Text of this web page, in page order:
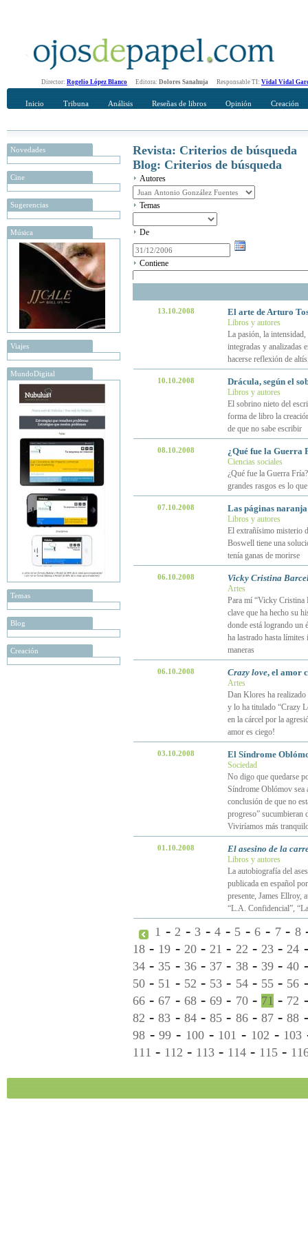
Director: Rogelio López Blanco Editora: Dolores Sanahuja Responsable TI: Vidal Vidal
Inicio Tribuna Análisis Reseñas de libros Opinión Creación
Novedades
Cine
Sugerencias
Música
Viajes
MundoDigital
Temas
Blog
Creación
Revista: Criterios de búsqueda
Blog: Criterios de búsqueda
Autores
Temas
De
Contiene
13.10.2008 El arte de Arturo
Libros y autores
La pasión, la
integradas y analizadas
hacerse reflexión de
10.10.2008 Drácula, según el
Libros y autores
El sobrino nieto del
forma de libro la
de que no sabe escribir
08.10.2008 ¿Qué fue la Guerra
Ciencias sociales
¿Qué fue la Guerra
grandes rasgos es lo
07.10.2008 Las páginas
Libros y autores
El extrañísimo misterio
Boswell tiene una
tenía ganas de morirse
06.10.2008 Vicky Cristina
Artes
Para mí “Vicky Cristina
clave que ha hecho su
donde está logrando un
ha lastrado hasta
maneras
06.10.2008 Crazy love, el amor
Artes
Dan Klores ha
y lo ha titulado “Crazy
en la cárcel por la
amor es ciego!
03.10.2008 El Síndrome
Sociedad
No digo que quedarse
Síndrome Oblómov sea
conclusión de que no
progreso” sucumbieran
Viviríamos más
01.10.2008 El asesino de la
Libros y autores
La autobiografía del
publicada en español
presente, James Ellroy,
“L.A. Confidencial”,
1 -2 - 3 -4 - 5 -6 - 7- 8
18 - 19 - 20-21 - 22 - 23-24
34 - 35 - 36- 37 - 38- 39-40
50 - 51 - 52 - 53 - 54- 55- 56
66 -67 - 68-69 - 70- 71 - 72
82 -83 - 84-85 - 86- 87-88
98 -99 - 100- 101 - 102 - 103
111 - 112 - 113 - 114 - 115 -